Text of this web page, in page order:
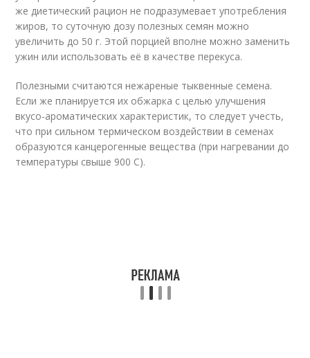
же диетический рацион не подразумевает употребления
жиров, то суточную дозу полезных семян можно
увеличить до 50 г. Этой порцией вполне можно заменить
ужин или использовать её в качестве перекуса.
Полезными считаются нежареные тыквенные семена.
Если же планируется их обжарка с целью улучшения
вкусо-ароматических характеристик, то следует учесть,
что при сильном термическом воздействии в семенах
образуются канцерогенные вещества (при нагревании до
температуры свыше 900 С).